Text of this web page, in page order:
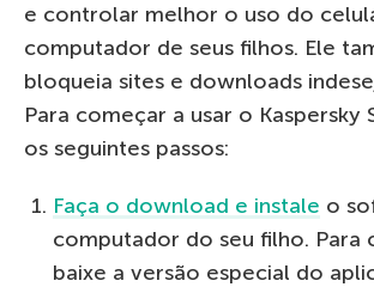
e controlar melhor o uso do
computador de seus filhos. Ele
bloqueia sites e downloads
Para começar a usar o Kaspersky
os seguintes passos:
Faça o download e instale o
computador do seu filho. Para
baixe a versão especial do